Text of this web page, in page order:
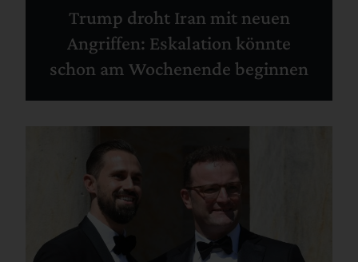
Trump droht Iran mit neuen
Angriffen: Eskalation könnte
schon am Wochenende beginnen